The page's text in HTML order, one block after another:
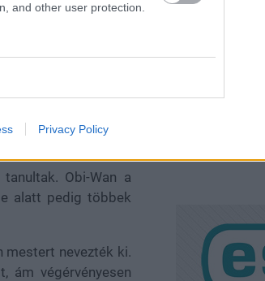
and other user protection.
Privacy Policy
eseményei előtt
klánokba osztották.
Obi-Wan a
alatt pedig többek
mestert nevezték ki.
végérvényesen